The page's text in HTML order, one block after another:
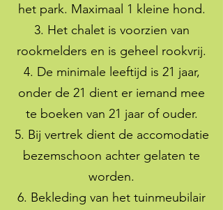
het park. Maximaal 1 kleine hond.
3. Het chalet is voorzien van
rookmelders en is geheel rookvrij.
4. De minimale leeftijd is 21 jaar,
onder de 21 dient er iemand mee
te boeken van 21 jaar of ouder.
5. Bij vertrek dient de accomodatie
bezemschoon achter gelaten te
worden.
6. Bekleding van het tuinmeubilair